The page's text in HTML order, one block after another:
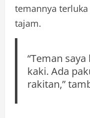
temannya
tajam.
“Teman
kaki. Ada
rakitan,”